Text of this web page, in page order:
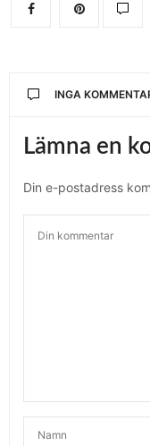
INGA
Lämna en
Din e-postadress